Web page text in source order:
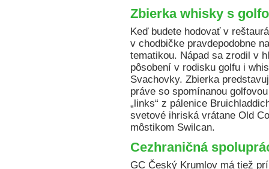
Zbierka whisky s
Keď budete hodovať v
v chodbičke pravdepodobne
tematikou. Nápad sa zrodil v
pôsobení v rodisku golfu i
Svachovky. Zbierka
práve so spomínanou
„links“ z pálenice
svetové ihriská vrátane Old
môstikom Swilcan.
Cezhraničná
GC Český Krumlov má tiež